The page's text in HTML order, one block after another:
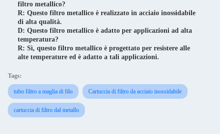
filtro metallico?
R: Questo filtro metallico è realizzato in acciaio inossidabile
di alta qualità.
D: Questo filtro metallico è adatto per applicazioni ad alta
temperatura?
R: Sì, questo filtro metallico è progettato per resistere alle
alte temperature ed è adatto a tali applicazioni.
Tags:
tubo filtro a maglia di filo Cartuccia di filtro da acciaio inossidabile
cartuccia di filtro dal metallo